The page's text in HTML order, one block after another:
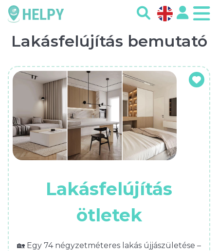
Lakásfelújítás bemutató
Lakásfelújítás
ötletek
🏡 Egy 74 négyzetméteres lakás újjászületése –